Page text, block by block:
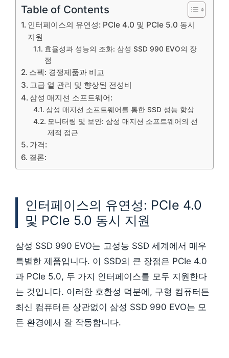
Table of Contents
인터페이스의 유연성: PCIe 4.0 및 PCIe 5.0 동시
지원
효율성과 성능의 조화: 삼성 SSD 990 EVO의 장
점
스펙: 경쟁제품과 비교
고급 열 관리 및 향상된 전성비
삼성 매지션 소프트웨어:
삼성 매지션 소프트웨어를 통한 SSD 성능 향상
모니터링 및 보안: 삼성 매지션 소프트웨어의 선
제적 접근
가격:
결론:
인터페이스의 유연성: PCIe 4.0
및 PCIe 5.0 동시 지원
삼성 SSD 990 EVO는 고성능 SSD 세계에서 매우
특별한 제품입니다. 이 SSD의 큰 장점은 PCIe 4.0
과 PCIe 5.0, 두 가지 인터페이스를 모두 지원한다
는 것입니다. 이러한 호환성 덕분에, 구형 컴퓨터든
최신 컴퓨터든 상관없이 삼성 SSD 990 EVO는 모
든 환경에서 잘 작동합니다.